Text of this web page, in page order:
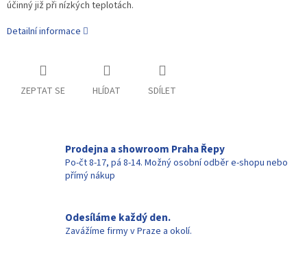
účinný již při nízkých teplotách.
Detailní informace
ZEPTAT SE HLÍDAT SDÍLET
Prodejna a showroom Praha Řepy
Po-čt 8-17, pá 8-14. Možný osobní odběr e-shopu nebo
přímý nákup
Odesíláme každý den.
Zavážíme firmy v Praze a okolí.